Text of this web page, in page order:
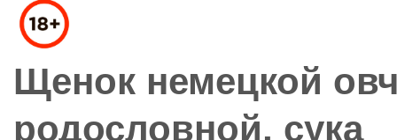
Щенок немецкой
родословной, сука